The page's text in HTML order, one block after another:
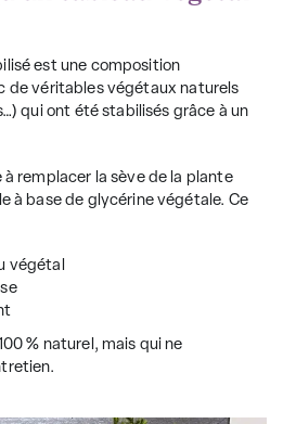
est une composition
devéritables végétaux naturels
qui ont été stabilisés grâce à un
remplacer la sève de la plante
à base de glycérine végétale. Ce
végétal
% naturel, mais qui ne